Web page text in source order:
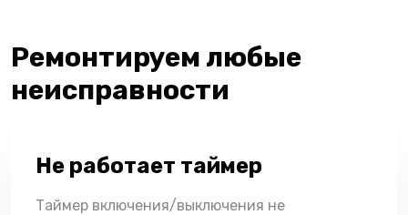
Ремонтируем любые
неисправности
Не работает таймер
Таймер включения/выключения не